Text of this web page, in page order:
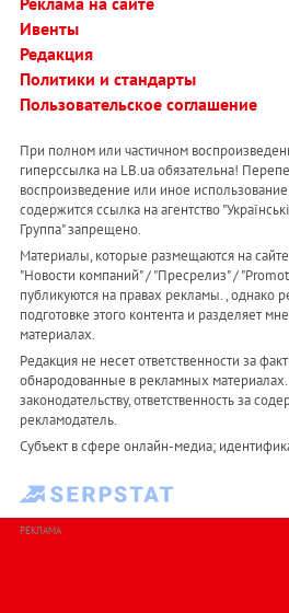
Ивенты
Редакция
Политики и стандарты
Пользовательское соглашение
При полном или частичном
гиперссылка на LB.ua обязательна!
воспроизведение или иное
содержится ссылка на агентство
Группа" запрещено.
Материалы, которые размещаются на
"Новости компаний" / "Пресрелиз" /
публикуются на правах рекламы. , однако
подготовке этого контента и разделяет
материалах.
Редакция не несет ответственности за
обнародованные в рекламных
законодательству, ответственность за
рекламодатель.
Субъект в сфере онлайн-медиа;
РЕКЛАМА